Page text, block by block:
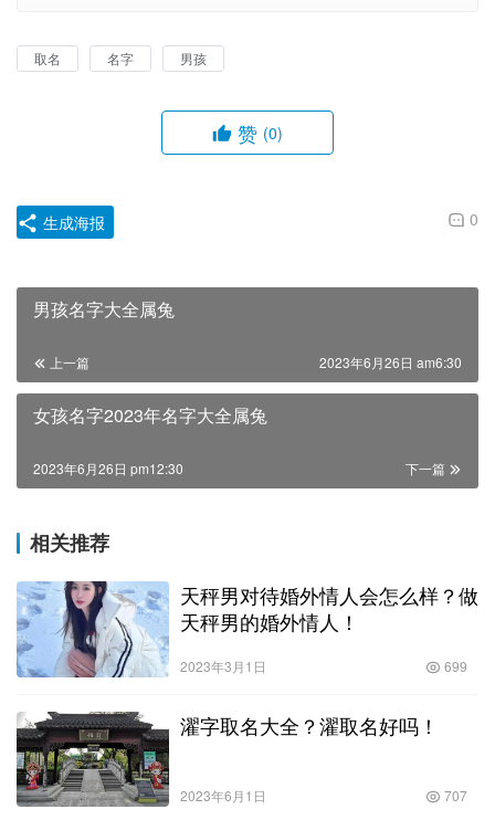
取名 名字 男孩
赞 (0)
0
生成海报
男孩名字大全属兔
上一篇 2023年6月26日 am6:30
女孩名字2023年名字大全属兔
下一篇
2023年6月26日 pm12:30
相关推荐
天秤男对待婚外情人会怎么样？做
天秤男的婚外情人！
2023年3月1日 699
濯字取名大全？濯取名好吗！
2023年6月1日 707